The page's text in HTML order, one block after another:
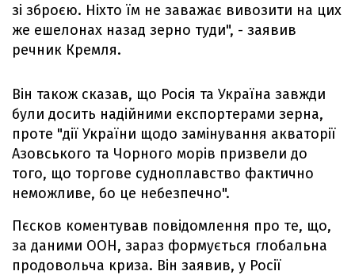
зі зброєю. Ніхто їм не заважає вивозити на цих
же ешелонах назад зерно туди", - заявив
речник Кремля.
Він також сказав, що Росія та Україна завжди
були досить надійними експортерами зерна,
проте "дії України щодо замінування акваторії
Азовського та Чорного морів призвели до
того, що торгове судноплавство фактично
неможливе, бо це небезпечно".
Пєсков коментував повідомлення про те, що,
за даними ООН, зараз формується глобальна
продовольча криза. Він заявив, у Росії